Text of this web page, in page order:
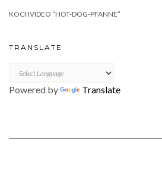
KOCHVIDEO “HOT-DOG-PFANNE”
TRANSLATE
Powered by Translate